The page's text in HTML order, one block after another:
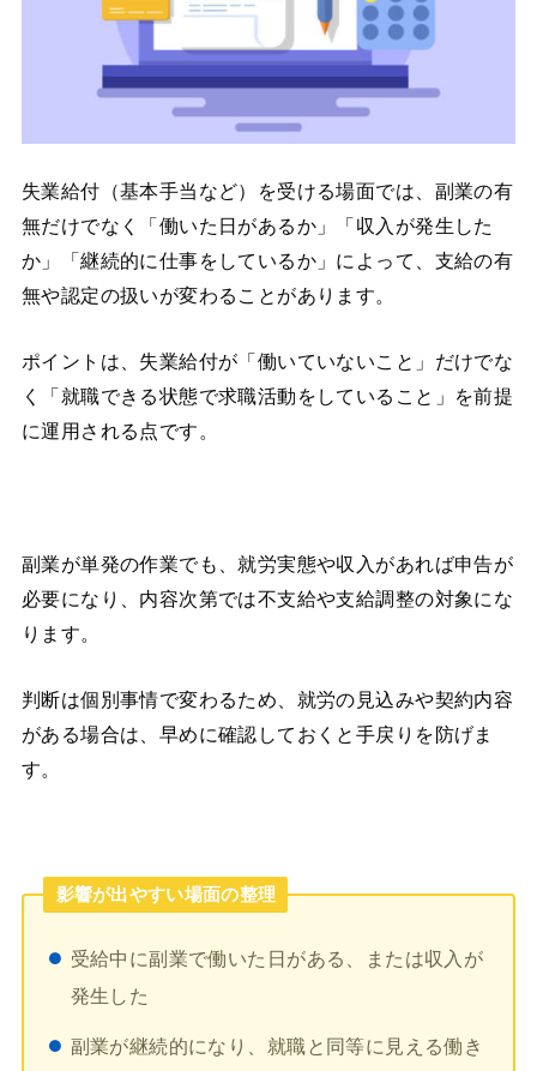
失業給付（基本手当など）を受ける場面では、副業の有
無だけでなく「働いた日があるか」「収入が発生した
か」「継続的に仕事をしているか」によって、支給の有
無や認定の扱いが変わることがあります。
ポイントは、失業給付が「働いていないこと」だけでな
く「就職できる状態で求職活動をしていること」を前提
に運用される点です。
副業が単発の作業でも、就労実態や収入があれば申告が
必要になり、内容次第では不支給や支給調整の対象にな
ります。
判断は個別事情で変わるため、就労の見込みや契約内容
がある場合は、早めに確認しておくと手戻りを防げま
す。
影響が出やすい場面の整理
受給中に副業で働いた日がある、または収入が
発生した
副業が継続的になり、就職と同等に見える働き